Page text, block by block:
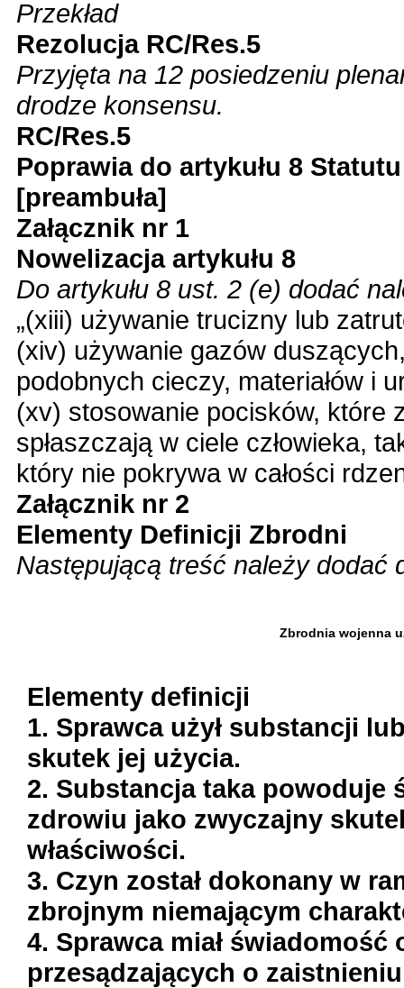
Przekład
Rezolucja RC/Res.5
Przyjęta na 12 posiedzeniu
drodze konsensu.
RC/Res.5
Poprawia do artykułu 8
[preambuła]
Załącznik nr 1
Nowelizacja artykułu 8
Do artykułu 8 ust. 2 (e) dodać
„(xiii) używanie trucizny lub
(xiv) używanie gazów
podobnych cieczy, materiałów i
(xv) stosowanie pocisków, które
spłaszczają w ciele człowieka,
który nie pokrywa w całości
Załącznik nr 2
Elementy Definicji Zbrodni
Następującą treść należy dodać
Zbrodnia wojenna
Elementy definicji
1. Sprawca użył substancji
skutek jej użycia.
2. Substancja taka powoduje
zdrowiu jako zwyczajny
właściwości.
3. Czyn został dokonany w
zbrojnym niemającym
4. Sprawca miał
przesądzających o